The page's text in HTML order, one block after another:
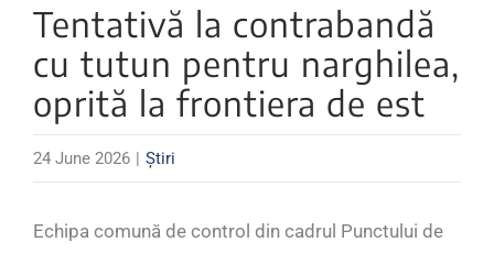
Tentativă la contrabandă
cu tutun pentru narghilea,
oprită la frontiera de est
24 June 2026 | Știri
Echipa comună de control din cadrul Punctului de